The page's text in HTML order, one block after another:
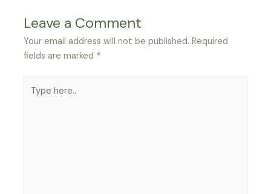
Leave a Comment
Your email address will not be published. Required
fields are marked *
here..